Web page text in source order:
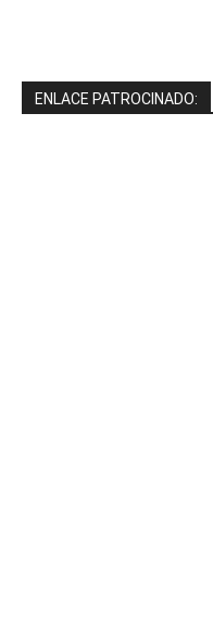
ENLACE PATROCINADO: